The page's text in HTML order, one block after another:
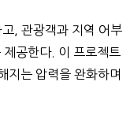
, 관광객과 지역 어부
공한다. 이 프로젝트
지는 압력을 완화하며